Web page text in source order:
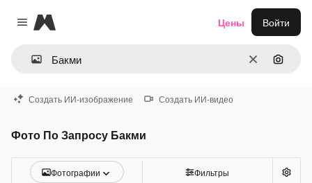
Close menu
Magnific
ОчиститьПоиск
Цены Войти
Создать ИИ-изображение Создать ИИ-видео
Фото По Запросу Бакми
Фотографии Фильтры